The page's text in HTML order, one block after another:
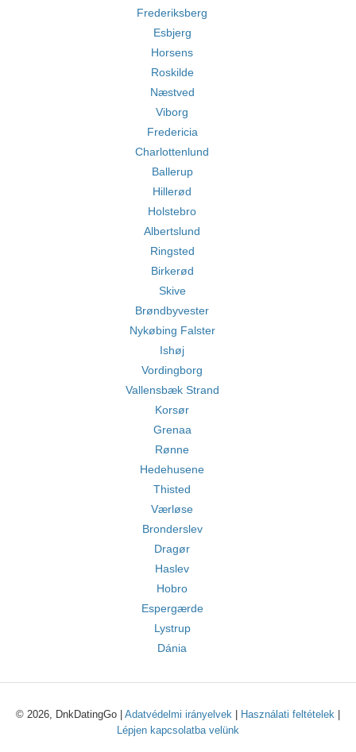
Frederiksberg
Esbjerg
Horsens
Roskilde
Næstved
Viborg
Fredericia
Charlottenlund
Ballerup
Hillerød
Holstebro
Albertslund
Ringsted
Birkerød
Skive
Brøndbyvester
Nykøbing Falster
Ishøj
Vordingborg
Vallensbæk Strand
Korsør
Grenaa
Rønne
Hedehusene
Thisted
Værløse
Bronderslev
Dragør
Haslev
Hobro
Espergærde
Lystrup
Dánia
© 2026, DnkDatingGo | Adatvédelmi irányelvek Használati feltételek
Lépjen kapcsolatba velünk